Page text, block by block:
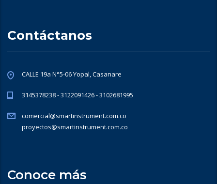
Contáctanos
CALLE 19a N°5-06 Yopal, Casanare
3145378238 - 3122091426 - 3102681995
comercial@smartinstrument.com.co
proyectos@smartinstrument.com.co
Conoce más